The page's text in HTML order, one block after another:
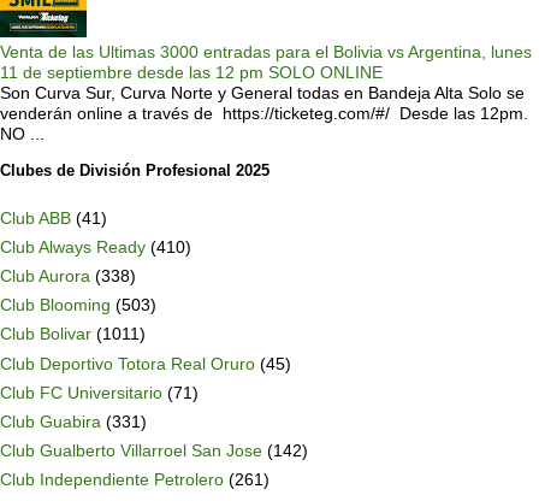
Venta de las Ultimas 3000 entradas para el Bolivia vs Argentina, lunes
11 de septiembre desde las 12 pm SOLO ONLINE
Son Curva Sur, Curva Norte y General todas en Bandeja Alta Solo se
venderán online a través de https://ticketeg.com/#/ Desde las 12pm.
NO ...
Clubes de División Profesional 2025
Club ABB (41)
Club Always Ready (410)
Club Aurora (338)
Club Blooming (503)
Club Bolivar (1011)
Club Deportivo Totora Real Oruro (45)
Club FC Universitario (71)
Club Guabira (331)
Club Gualberto Villarroel San Jose (142)
Club Independiente Petrolero (261)